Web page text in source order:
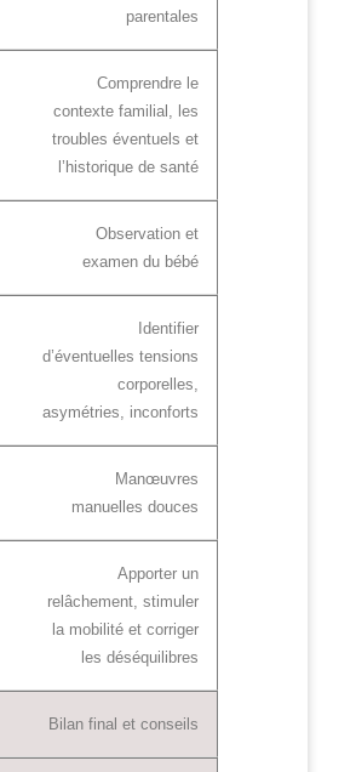
parentales
Comprendre le
contexte familial, les
troubles éventuels et
l’historique de santé
Observation et
examen du bébé
Identifier
d’éventuelles tensions
corporelles,
asymétries, inconforts
Manœuvres
manuelles douces
Apporter un
relâchement, stimuler
la mobilité et corriger
les déséquilibres
Bilan final et conseils